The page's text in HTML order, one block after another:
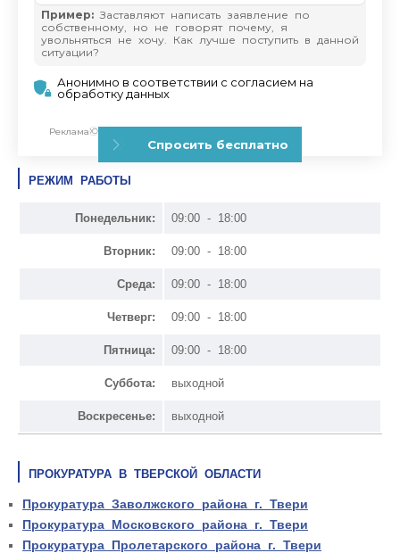
РЕЖИМ РАБОТЫ
Понедельник: 09:00 - 18:00
Вторник: 09:00 - 18:00
Среда: 09:00 - 18:00
Четверг: 09:00 - 18:00
Пятница: 09:00 - 18:00
Суббота: выходной
Воскресенье: выходной
ПРОКУРАТУРА В ТВЕРСКОЙ ОБЛАСТИ
Прокуратура Заволжского района г. Твери
Прокуратура Московского района г. Твери
Прокуратура Пролетарского района г. Твери